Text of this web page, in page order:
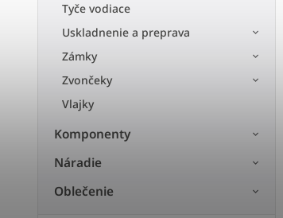
Tyče vodiace
Uskladnenie a preprava
Zámky
Zvončeky
Vlajky
Komponenty
Náradie
Oblečenie